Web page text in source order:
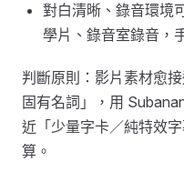
對白清晰、錄音環境
學片、錄音室錄音，
判斷原則：影片素材愈
固有名詞」，用
近「少量字卡／純特效
算。